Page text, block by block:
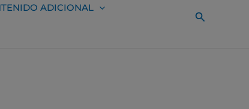
ADICIONAL
Buscar